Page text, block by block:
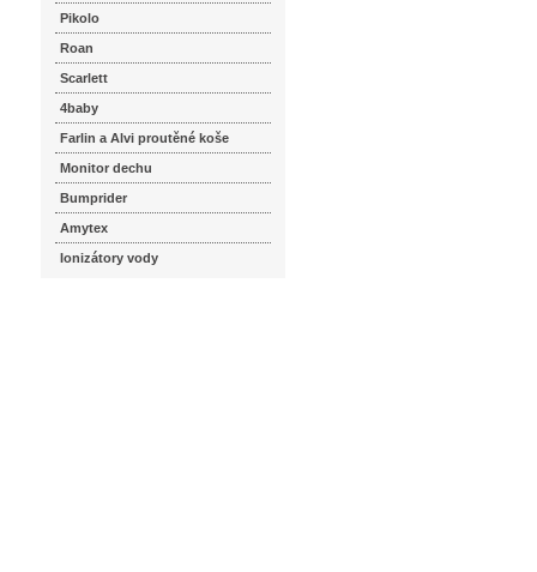
Pikolo
Roan
Scarlett
4baby
Farlin a Alvi proutěné koše
Monitor dechu
Bumprider
Amytex
Ionizátory vody